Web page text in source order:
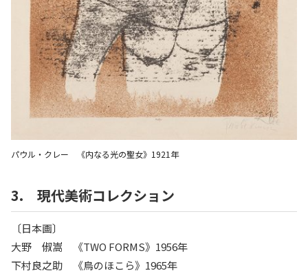
パウル・クレー 《内なる光の聖女》1921年
3. 現代美術コレクション
〔日本画〕
大野 俶嵩 《TWO FORMS》1956年
下村良之助 《鳥のほこら》1965年